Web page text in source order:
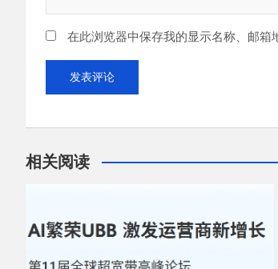
在此浏览器中保存我的显示名称、邮箱
相关阅读